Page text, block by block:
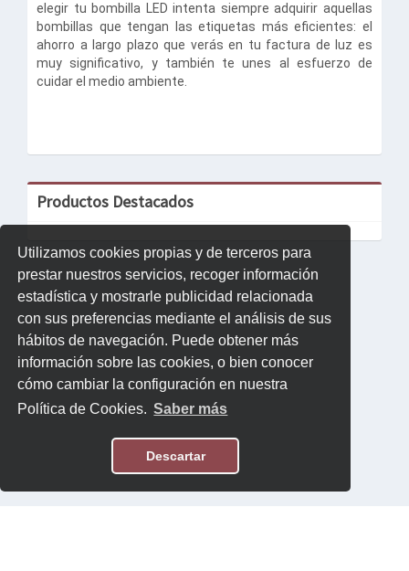
Utilizamos cookies propias y de terceros para
prestar nuestros servicios, recoger información
estadística y mostrarle publicidad relacionada
con sus preferencias mediante el análisis de sus
hábitos de navegación. Puede obtener más
información sobre las cookies, o bien conocer
cómo cambiar la configuración en nuestra
Política de Cookies. Saber más
Descartar
elegir tu bombilla LED intenta siempre adquirir aquellas
bombillas que tengan las etiquetas más eficientes: el
ahorro a largo plazo que verás en tu factura de luz es
muy significativo, y también te unes al esfuerzo de
cuidar el medio ambiente.
Productos Destacados